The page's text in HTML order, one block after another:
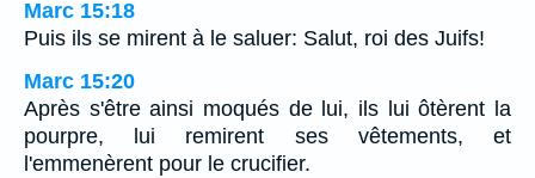
Marc 15:18
Puis ils se mirent à le saluer: Salut, roi des Juifs!
Marc 15:20
Après s'être ainsi moqués de lui, ils lui ôtèrent la
pourpre, lui remirent ses vêtements, et
l'emmenèrent pour le crucifier.